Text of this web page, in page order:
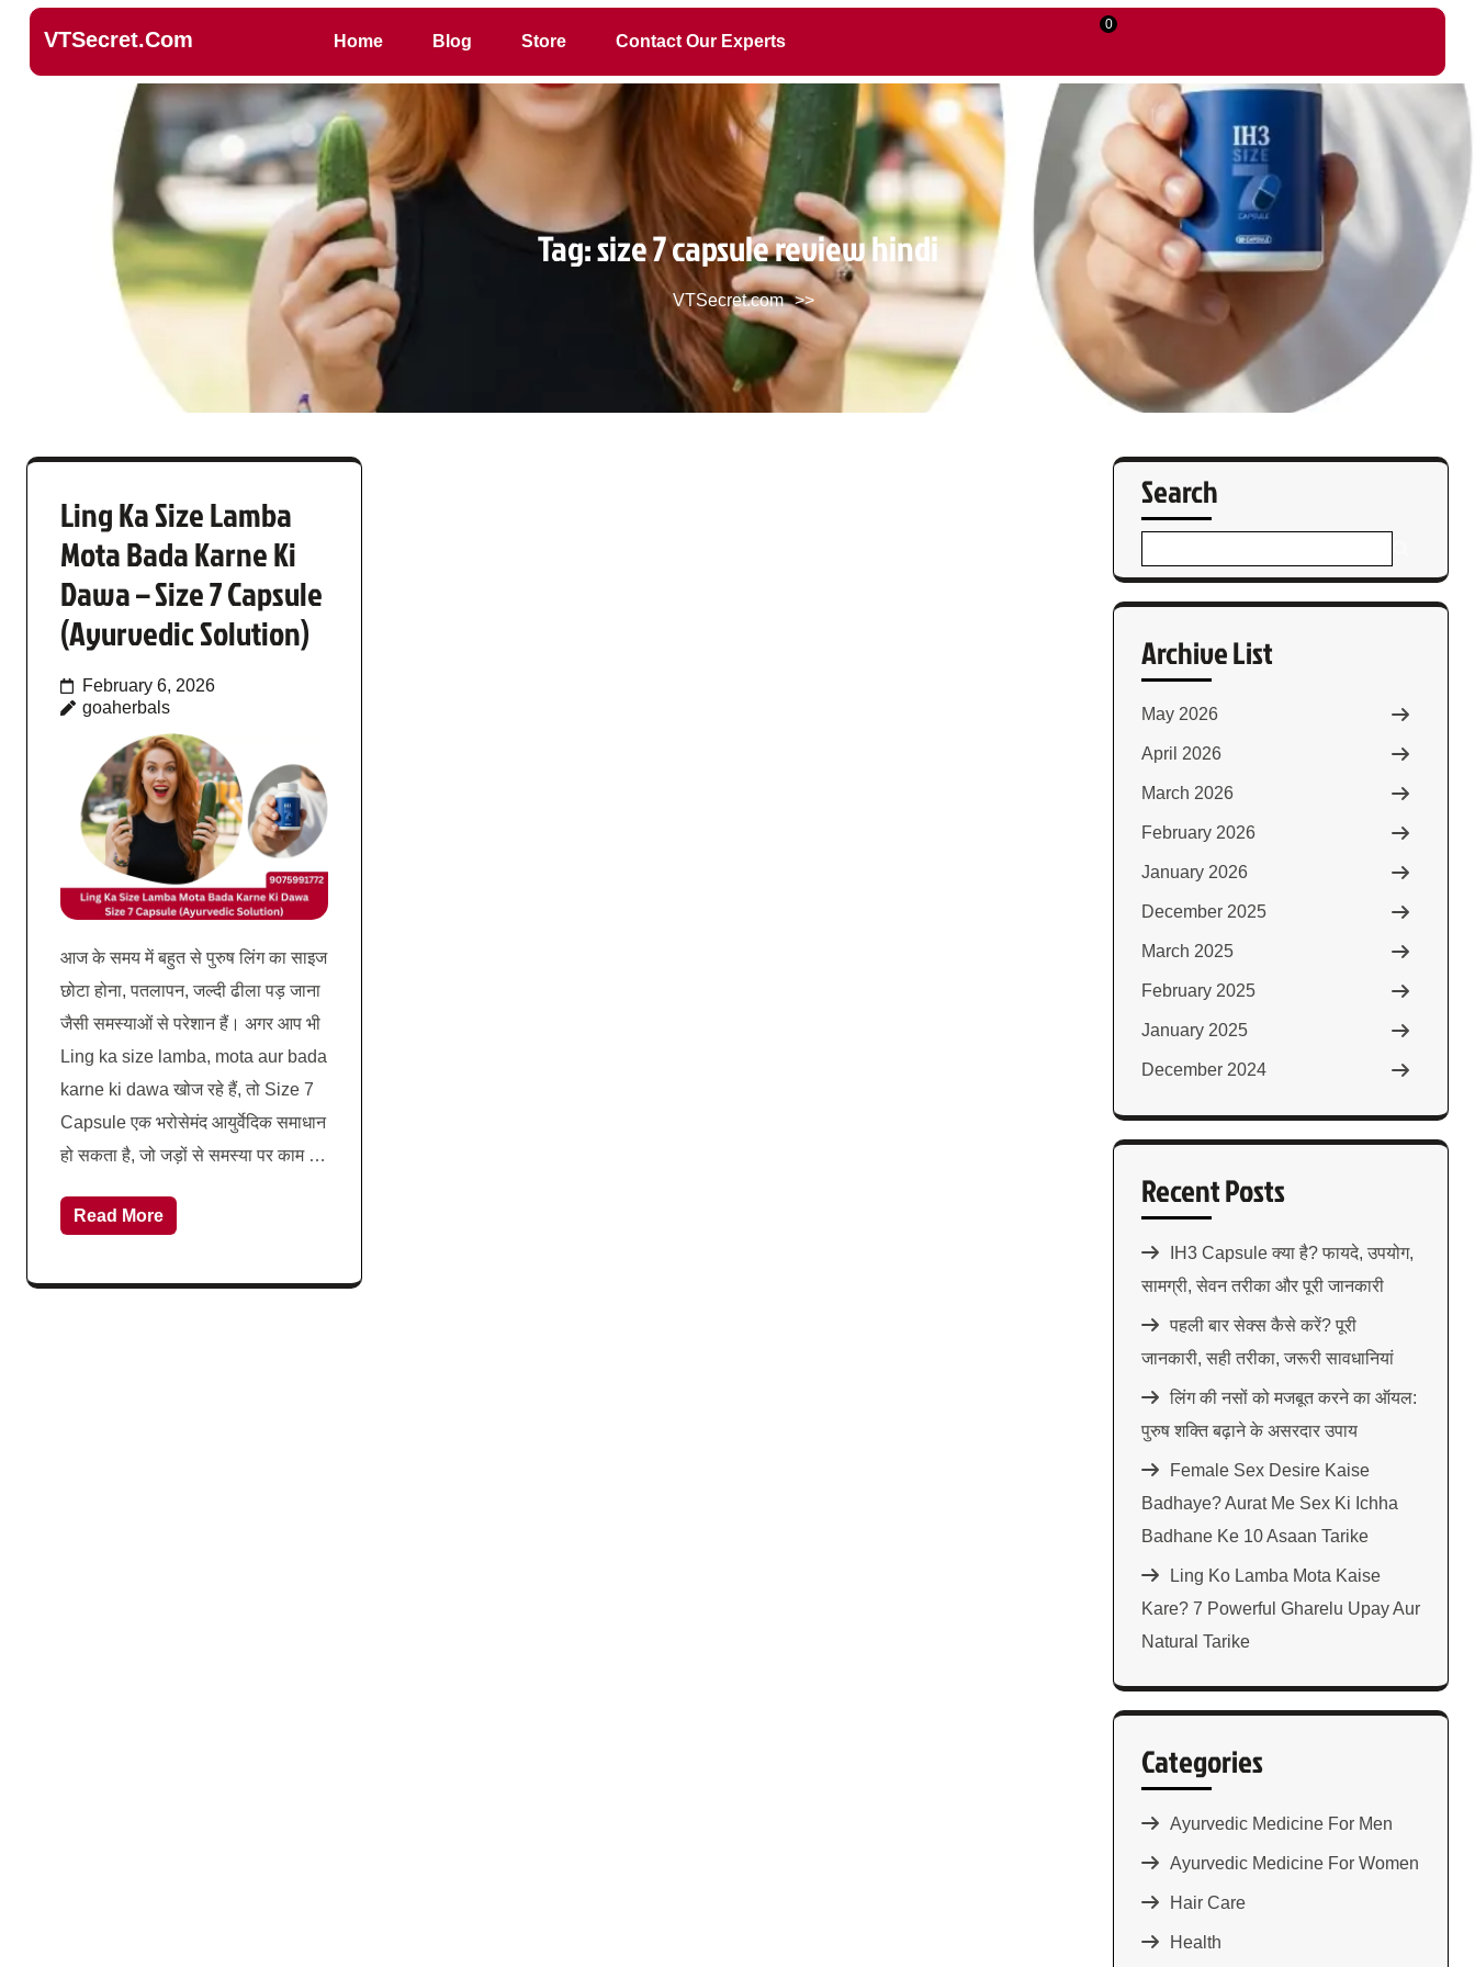
VTSecret.com Home Blog Store Contact Our Experts
0
Tag:size 7 capsule review hindi
VTSecret.com >>
Ling Ka Size Lamba
Mota Bada Karne Ki
Dawa – Size 7 Capsule
(Ayurvedic Solution)
February 6, 2026
goaherbals
आज के समय में बहुत से पुरुष लिंग का साइज
छोटा होना, पतलापन, जल्दी ढीला पड़ जाना
जैसी समस्याओं से परेशान हैं। अगर आप भी
Ling ka size lamba, mota aur bada
karne ki dawa खोज रहे हैं, तो Size 7
Capsule एक भरोसेमंद आयुर्वेदिक समाधान
हो सकता है, जो जड़ों से समस्या पर काम …
Read More
Search
Archive List
May 2026
April 2026
March 2026
February 2026
January 2026
December 2025
March 2025
February 2025
January 2025
December 2024
Recent Posts
IH3 Capsule क्या है? फायदे, उपयोग,
सामग्री, सेवन तरीका और पूरी जानकारी
पहली बार सेक्स कैसे करें? पूरी
जानकारी, सही तरीका, जरूरी सावधानियां
लिंग की नसों को मजबूत करने का ऑयल:
पुरुष शक्ति बढ़ाने के असरदार उपाय
Female Sex Desire Kaise
Badhaye? Aurat Me Sex Ki Ichha
Badhane Ke 10 Asaan Tarike
Ling Ko Lamba Mota Kaise
Kare? 7 Powerful Gharelu Upay Aur
Natural Tarike
Categories
Ayurvedic Medicine For Men
Ayurvedic Medicine For Women
Hair Care
Health